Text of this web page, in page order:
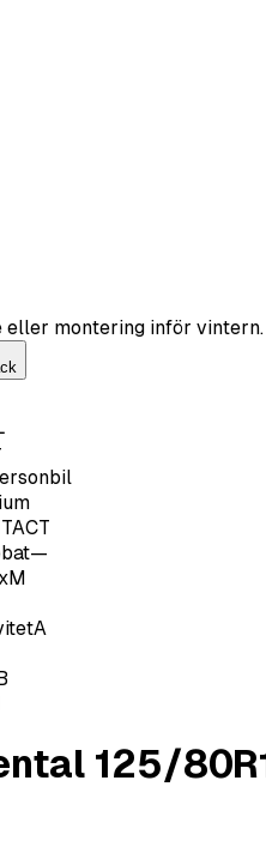
eller montering inför vintern.
—
M
A
125/